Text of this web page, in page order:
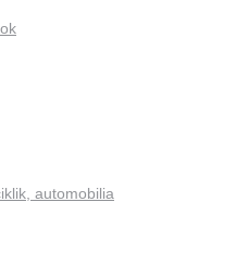
automobilia